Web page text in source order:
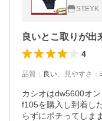
STEYK
良いとこ取りが出
4
品質 ： 良い、 見やすさ ：
カシオはdw5600オ
f105を購入し到着し
らずにポチってしま